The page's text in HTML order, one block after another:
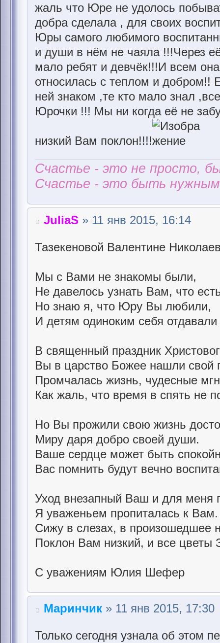
жаль что Юре не удолось
добра сделала , для своих
Юры самого любимого
и души в нём не чаяла !!!Через
мало ребят и девчёк!!!И всем
относилась с теплом и добром!!
ней знаком ,те кто мало знал
Юрочки !!! Мы ни когда её не
низкий Вам поклон!!!!
Счастье - это не просто,
Счастье - это быть
JuliaS » 11 янв 2015, 16:14
Тазекеновой Валентине
Мы с Вами не знакомы были,
Не давелось узнать Вам, что
Но знаю я, что Юру Вы любили,
И детям одиноким себя
В священный праздник
Вы в царство Божее нашли свой
Промчалась жизнь, чудесные
Как жаль, что время в спять не
Но Вы прожили свою жизнь
Миру даря добро своей души.
Ваше сердце может быть
Вас помнить будут вечно
Уход внезапный Ваш и для меня
Я уваженьем пропиталась к Вам.
Сижу в слезах, в произошедшее
Поклон Вам низкий, и все цветы
С уважениям Юлия Шефер
Маринчик » 11 янв 2015, 17:30
Только сегодня узнала об этом